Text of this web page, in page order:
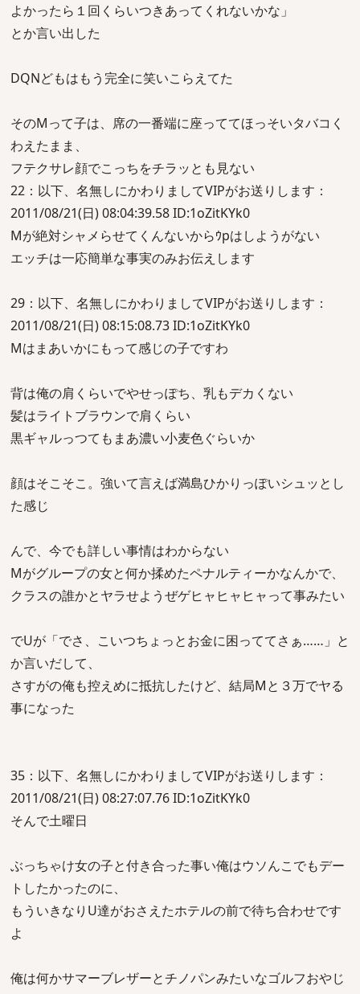
よかったら１回くらいつきあってくれないかな」
とか言い出した
DQNどもはもう完全に笑いこらえてた
そのMって子は、席の一番端に座っててほっそいタバコく
わえたまま、
フテクサレ顔でこっちをチラッとも見ない
22：以下、名無しにかわりましてVIPがお送りします：
2011/08/21(日) 08:04:39.58 ID:1oZitKYk0
Mが絶対シャメらせてくんないからｳpはしようがない
エッチは一応簡単な事実のみお伝えします
29：以下、名無しにかわりましてVIPがお送りします：
2011/08/21(日) 08:15:08.73 ID:1oZitKYk0
Mはまあいかにもって感じの子ですわ
背は俺の肩くらいでやせっぽち、乳もデカくない
髪はライトブラウンで肩くらい
黒ギャルっつてもまあ濃い小麦色ぐらいか
顔はそこそこ。強いて言えば満島ひかりっぽいシュッとし
た感じ
んで、今でも詳しい事情はわからない
Mがグループの女と何か揉めたペナルティーかなんかで、
クラスの誰かとヤラせようぜゲヒャヒャヒャって事みたい
でUが「でさ、こいつちょっとお金に困っててさぁ……」と
か言いだして、
さすがの俺も控えめに抵抗したけど、結局Mと３万でヤる
事になった
35：以下、名無しにかわりましてVIPがお送りします：
2011/08/21(日) 08:27:07.76 ID:1oZitKYk0
そんで土曜日
ぶっちゃけ女の子と付き合った事い俺はウソんこでもデー
トしたかったのに、
もういきなりU達がおさえたホテルの前で待ち合わせです
よ
俺は何かサマーブレザーとチノパンみたいなゴルフおやじ